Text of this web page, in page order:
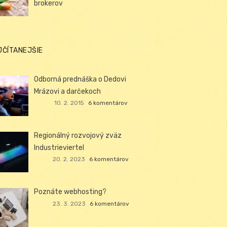
brokerov
Odborná prednáška o Dedovi
Mrázovi a darčekoch
10. 2. 2015 6 komentárov
Regionálný rozvojový zväz
Industrieviertel
20. 2. 2023 6 komentárov
Poznáte webhosting?
23. 3. 2023 6 komentárov